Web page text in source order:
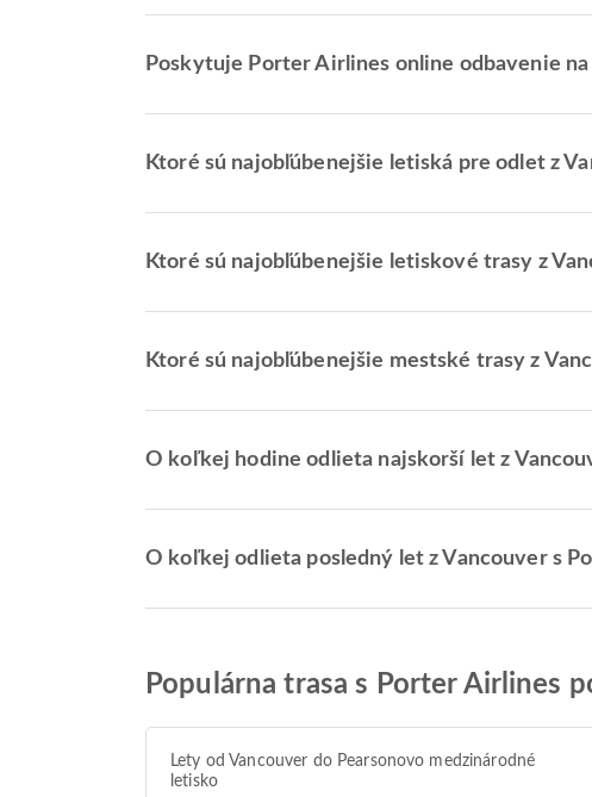
Poskytuje Porter Airlines online odbavenie
Ktoré sú najobľúbenejšie letiská pre odlet z
Ktoré sú najobľúbenejšie letiskové trasy z
Ktoré sú najobľúbenejšie mestské trasy z
O koľkej hodine odlieta najskorší let z
O koľkej odlieta posledný let z Vancouver s
Populárna trasa s Porter Airlines
Lety od Vancouver do Pearsonovo medzinárodné
letisko